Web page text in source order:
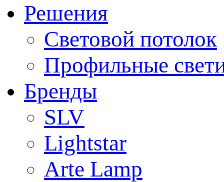
Решения
Световой потолок
Профильные
Бренды
SLV
Lightstar
Arte Lamp